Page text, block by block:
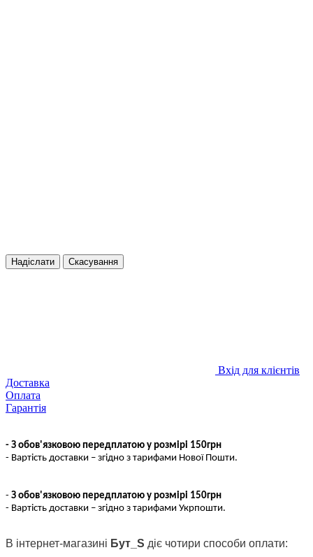
Надіслати Скасування
Вхід для клієнтів
Доставка
Оплата
Гарантія
- З обов'язковою передплатою у розмірі 150грн
- Вартість доставки – згідно з тарифами Нової Пошти.
- З обов'язковою передплатою у розмірі 150грн
- Вартість доставки – згідно з тарифами Укрпошти.
В інтернет-магазині Бут_S діє чотири способи оплати: